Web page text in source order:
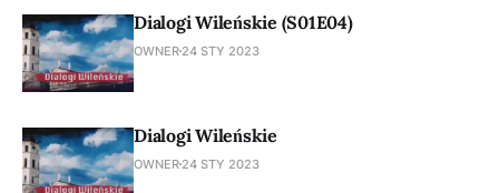
Dialogi Wileńskie (S01E04)
OWNER 24 STY 2023
Dialogi Wileńskie
OWNER 24 STY 2023